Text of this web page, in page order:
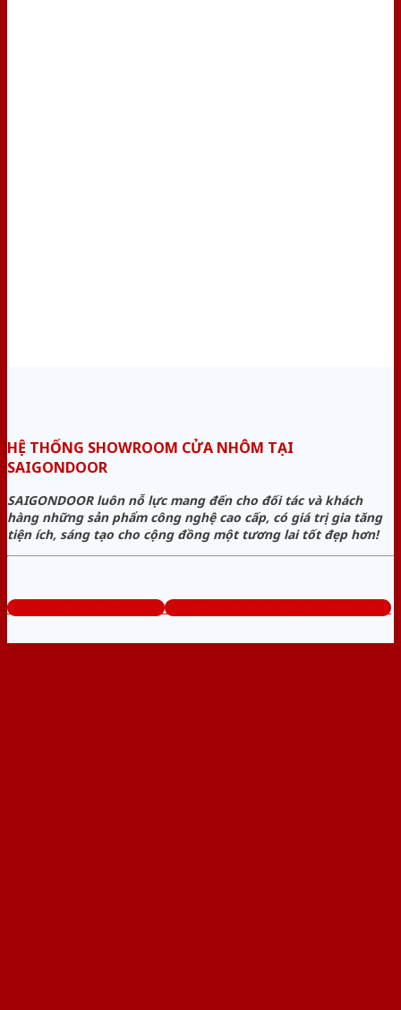
HỆ THỐNG SHOWROOM CỬA NHÔM TẠI
SAIGONDOOR
SAIGONDOOR luôn nỗ lực mang đến cho đối tác và khách
hàng những sản phẩm công nghệ cao cấp, có giá trị gia tăng
tiện ích, sáng tạo cho cộng đồng một tương lai tốt đẹp hơn!
www.baogiacuanhom.com Tổng đài tư vấn miễn phí: 0824.400.400